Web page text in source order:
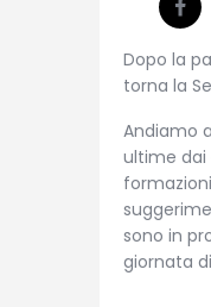
Dopo la
torna la
Andiamo
ultime dai
sono in
giornata